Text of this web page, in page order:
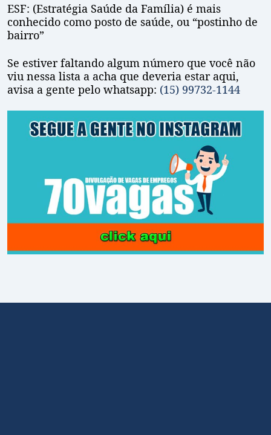
ESF: (Estratégia Saúde da Família) é mais
conhecido como posto de saúde, ou “postinho de
bairro”
Se estiver faltando algum número que você não
viu nessa lista a acha que deveria estar aqui,
avisa a gente pelo whatsapp: (15) 99732-1144